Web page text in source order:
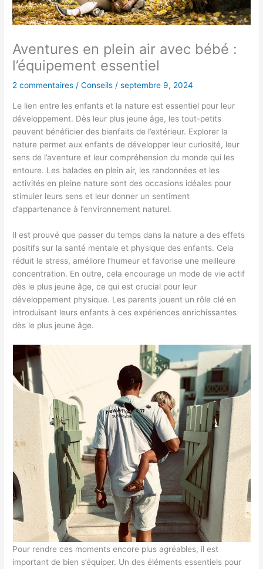
Aventures en plein air avec bébé :
l’équipement essentiel
2 commentaires /Conseils /septembre 9, 2024
Le lien entre les enfants et la nature est essentiel pour leur
développement. Dès leur plus jeune âge, les tout-petits
peuvent bénéficier des bienfaits de l’extérieur. Explorer la
nature permet aux enfants de développer leur curiosité, leur
sens de l’aventure et leur compréhension du monde qui les
entoure. Les balades en plein air, les randonnées et les
activités en pleine nature sont des occasions idéales pour
stimuler leurs sens et leur donner un sentiment
d’appartenance à l’environnement naturel.
Il est prouvé que passer du temps dans la nature a des effets
positifs sur la santé mentale et physique des enfants. Cela
réduit le stress, améliore l’humeur et favorise une meilleure
concentration. En outre, cela encourage un mode de vie actif
dès le plus jeune âge, ce qui est crucial pour leur
développement physique. Les parents jouent un rôle clé en
introduisant leurs enfants à ces expériences enrichissantes
dès le plus jeune âge.
Pour rendre ces moments encore plus agréables, il est
important de bien s’équiper. Un des éléments essentiels pour